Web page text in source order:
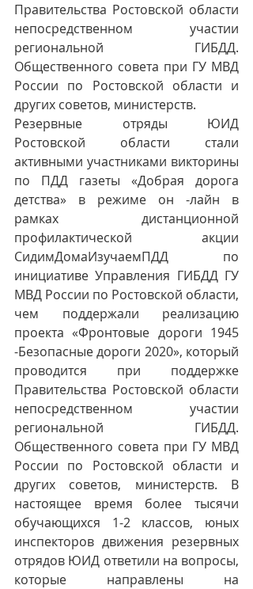
Правительства Ростовской области
непосредственном участии
региональной ГИБДД.
Общественного совета при ГУ МВД
России по Ростовской области и
других советов, министерств.
Резервные отряды ЮИД
Ростовской области стали
активными участниками викторины
по ПДД газеты «Добрая дорога
детства» в режиме он -лайн в
рамках дистанционной
профилактической акции
СидимДомаИзучаемПДД по
инициативе Управления ГИБДД ГУ
МВД России по Ростовской области,
чем поддержали реализацию
проекта «Фронтовые дороги 1945
-Безопасные дороги 2020», который
проводится при поддержке
Правительства Ростовской области
непосредственном участии
региональной ГИБДД.
Общественного совета при ГУ МВД
России по Ростовской области и
других советов, министерств. В
настоящее время более тысячи
обучающихся 1-2 классов, юных
инспекторов движения резервных
отрядов ЮИД ответили на вопросы,
которые направлены на